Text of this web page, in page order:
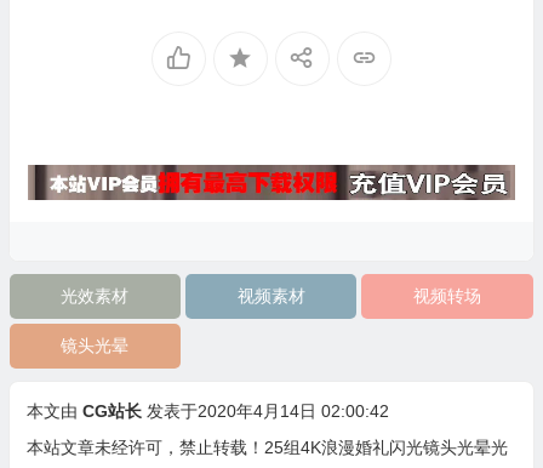
光效素材 视频素材 视频转场
镜头光晕
本文由 CG站长 发表于2020年4月14日 02:00:42
本站文章未经许可，禁止转载！ 25组4K浪漫婚礼闪光镜头光晕光